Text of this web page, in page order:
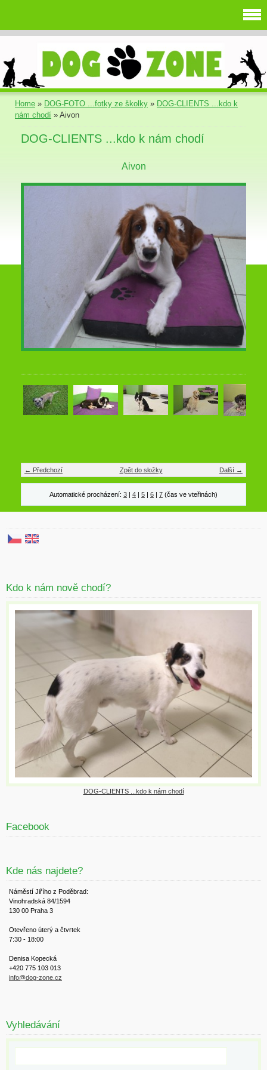
Home » DOG-FOTO ...fotky ze školky » DOG-CLIENTS ...kdo k
nám chodí » Aivon
DOG-CLIENTS ...kdo k nám chodí
Aivon
← Předchozí Další →
Zpět do složky
Automatické procházení: 3 | 4 | 5 | 6 | 7 (čas ve vteřinách)
Kdo k nám nově chodí?
DOG-CLIENTS ...kdo k nám chodí
Facebook
Kde nás najdete?
Náměstí Jiřího z Poděbrad:
Vinohradská 84/1594
130 00 Praha 3
Otevřeno úterý a čtvrtek
7:30 - 18:00
Denisa Kopecká
+420 775 103 013
info@dog-zone.cz
Vyhledávání